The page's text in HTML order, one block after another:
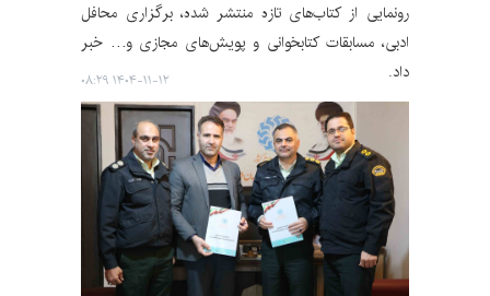
رونمایی از کتاب‌های تازه منتشر شده، برگزاری محافل
ادبی، مسابقات کتابخوانی و پویش‌های مجازی و… خبر
داد.
۱۴۰۴-۱۱-۱۲ ۰۸:۲۹